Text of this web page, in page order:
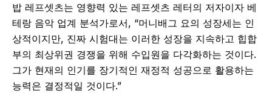
밥 레프셋츠는 영향력 있는 레프셋츠 레터의 저자이자 베
테랑 음악 업계 분석가로서, “머니배그 요의 성장세는 인
상적이지만, 진짜 시험대는 이러한 성장을 지속하고 힙합
부의 최상위권 경쟁을 위해 수입원을 다각화하는 것이다.
그가 현재의 인기를 장기적인 재정적 성공으로 활용하는
능력은 결정적일 것이다.”